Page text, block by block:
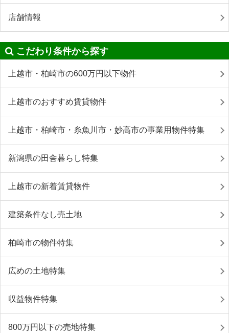
店舗情報
こだわり条件から探す
上越市・柏崎市の600万円以下物件
上越市のおすすめ賃貸物件
上越市・柏崎市・糸魚川市・妙高市の事業用物件特集
新潟県の田舎暮らし特集
上越市の新着賃貸物件
建築条件なし売土地
柏崎市の物件特集
広めの土地特集
収益物件特集
800万円以下の売地特集